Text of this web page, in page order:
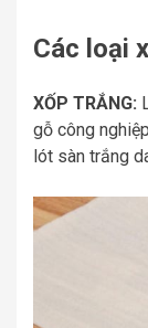
Các loại
XỐP TRẮNG:
gỗ công
lót sàn trắng